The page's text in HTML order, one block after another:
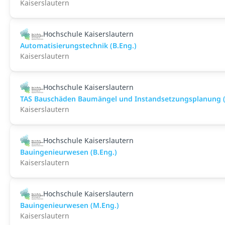
Kaiserslautern
Hochschule Kaiserslautern
Automatisierungstechnik (B.Eng.)
Kaiserslautern
Hochschule Kaiserslautern
TAS Bauschäden Baumängel und Instandsetzungsplanung
Kaiserslautern
Hochschule Kaiserslautern
Bauingenieurwesen (B.Eng.)
Kaiserslautern
Hochschule Kaiserslautern
Bauingenieurwesen (M.Eng.)
Kaiserslautern